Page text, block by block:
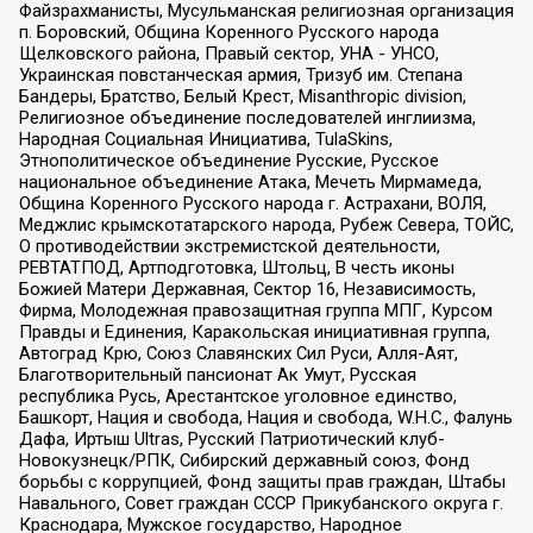
Файзрахманисты, Мусульманская религиозная организация
п. Боровский, Община Коренного Русского народа
Щелковского района, Правый сектор, УНА - УНСО,
Украинская повстанческая армия, Тризуб им. Степана
Бандеры, Братство, Белый Крест, Misanthropic division,
Религиозное объединение последователей инглиизма,
Народная Социальная Инициатива, TulaSkins,
Этнополитическое объединение Русские, Русское
национальное объединение Атака, Мечеть Мирмамеда,
Община Коренного Русского народа г. Астрахани, ВОЛЯ,
Меджлис крымскотатарского народа, Рубеж Севера, ТОЙС,
О противодействии экстремистской деятельности,
РЕВТАТПОД, Артподготовка, Штольц, В честь иконы
Божией Матери Державная, Сектор 16, Независимость,
Фирма, Молодежная правозащитная группа МПГ, Курсом
Правды и Единения, Каракольская инициативная группа,
Автоград Крю, Союз Славянских Сил Руси, Алля-Аят,
Благотворительный пансионат Ак Умут, Русская
республика Русь, Арестантское уголовное единство,
Башкорт, Нация и свобода, Нация и свобода, W.H.С., Фалунь
Дафа, Иртыш Ultras, Русский Патриотический клуб-
Новокузнецк/РПК, Сибирский державный союз, Фонд
борьбы с коррупцией, Фонд защиты прав граждан, Штабы
Навального, Совет граждан СССР Прикубанского округа г.
Краснодара, Мужское государство, Народное